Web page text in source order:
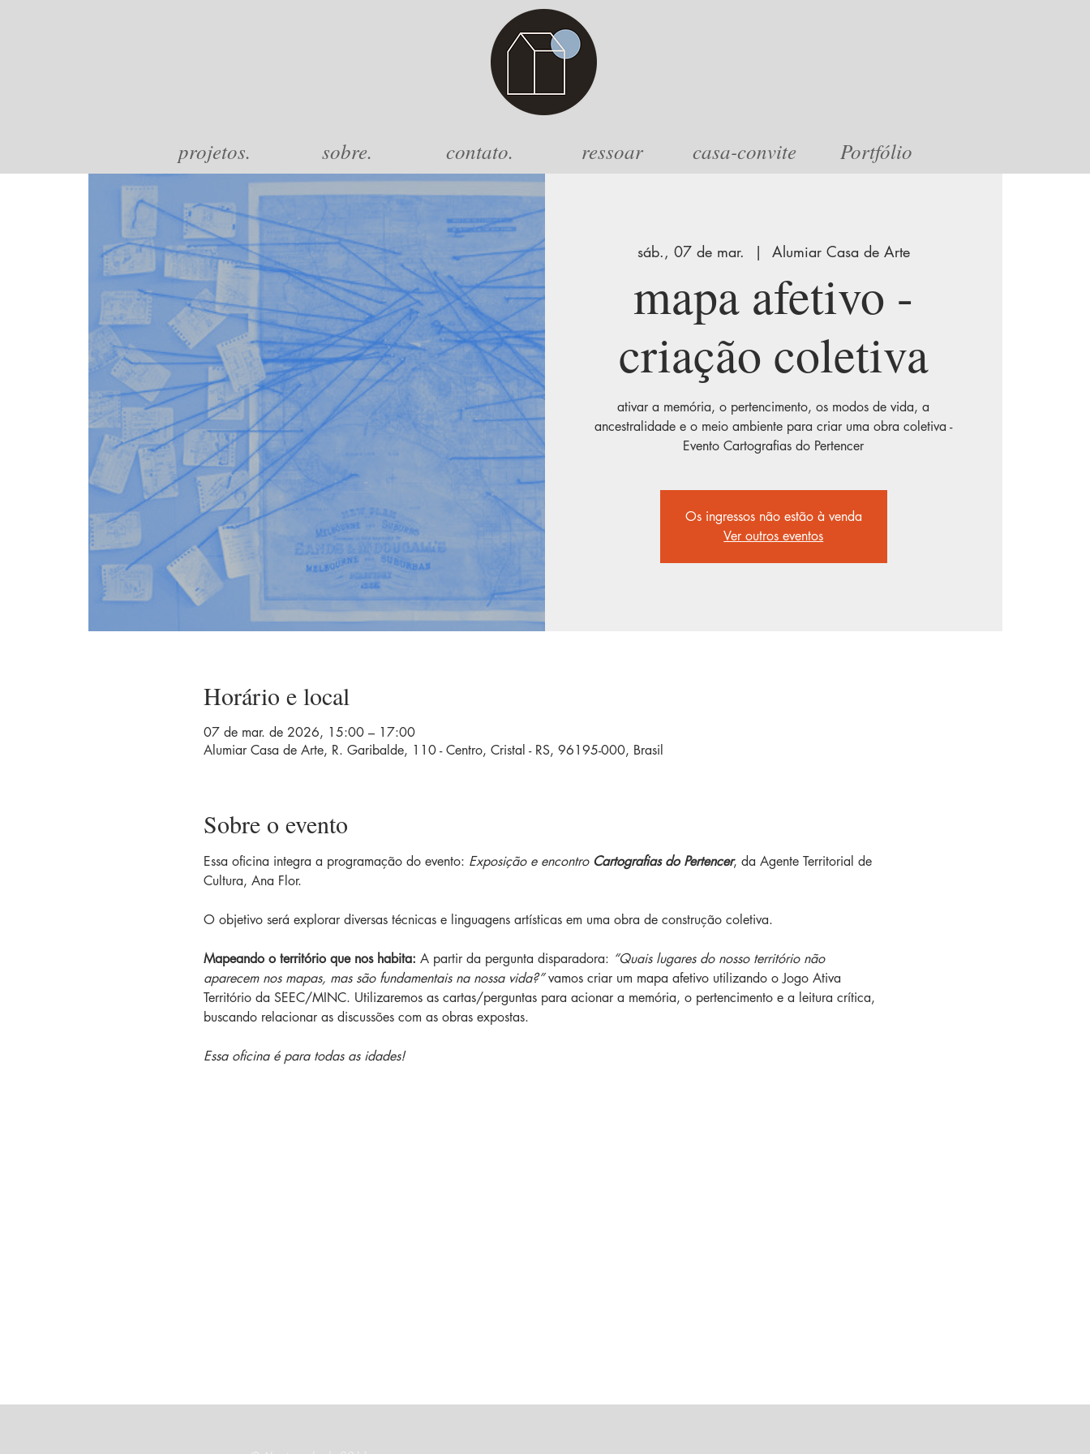
projetos. sobre. contato. ressoar casa-convite Portfólio
sáb., 07 de mar.
  |
Alumiar Casa de Arte
mapa afetivo -
criação coletiva
ativar a memória, o pertencimento, os modos de vida, a
ancestralidade e o meio ambiente para criar uma obra coletiva -
Evento Cartografias do Pertencer
Os ingressos não estão à venda
Ver outros eventos
Horário e local
07 de mar. de 2026, 15:00 – 17:00
Alumiar Casa de Arte, R. Garibalde, 110 - Centro, Cristal - RS, 96195-000, Brasil
Sobre o evento
Essa oficina integra a programação do evento: Exposição e encontro Cartografias do Pertencer, da Agente Territorial de
Cultura, Ana Flor.
O objetivo será explorar diversas técnicas e linguagens artísticas em uma obra de construção coletiva.
Mapeando o território que nos habita: A partir da pergunta disparadora: “Quais lugares do nosso território não
aparecem nos mapas, mas são fundamentais na nossa vida?” vamos criar um mapa afetivo utilizando o Jogo Ativa
Território da SEEC/MINC. Utilizaremos as cartas/perguntas para acionar a memória, o pertencimento e a leitura crítica,
buscando relacionar as discussões com as obras expostas.
Essa oficina é para todas as idades!